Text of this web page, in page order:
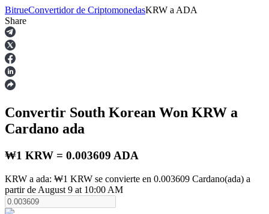
Futuros
Futuros del USDT
Futuros que utilizan USDT como garantía
BitrueConvertidor de CriptomonedasKRW a ADA
Share
Convertir South Korean Won KRW a
Cardano ada
₩1 KRW = 0.003609 ADA
KRW a ada: ₩1 KRW se convierte en 0.003609 Cardano(ada) a
partir de August 9 at 10:00 AM